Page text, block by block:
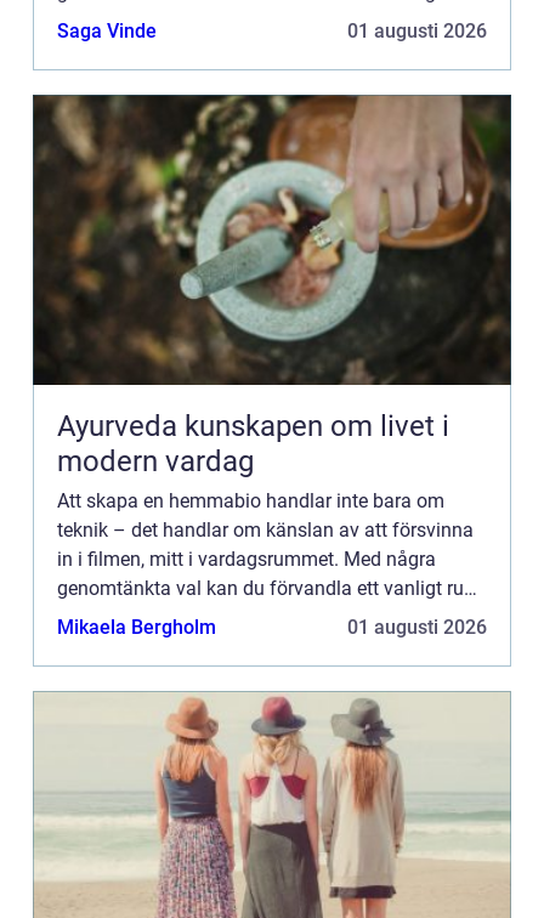
till en plats där ljud, bil...
Saga Vinde 01 augusti 2026
Ayurveda kunskapen om livet i
modern vardag
Att skapa en hemmabio handlar inte bara om
teknik – det handlar om känslan av att försvinna
in i filmen, mitt i vardagsrummet. Med några
genomtänkta val kan du förvandla ett vanligt rum
till en plats där ljud, bil...
Mikaela Bergholm 01 augusti 2026